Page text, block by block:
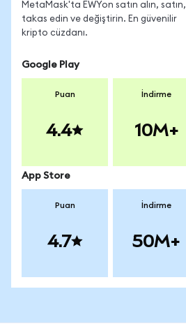
MetaMask'ta EWYon satın alın, satın,
takas edin ve değiştirin. En güvenilir
kripto cüzdanı.
Google Play
Puan
4.4
İndirme
10M+
App Store
Puan
4.7
İndirme
50M+